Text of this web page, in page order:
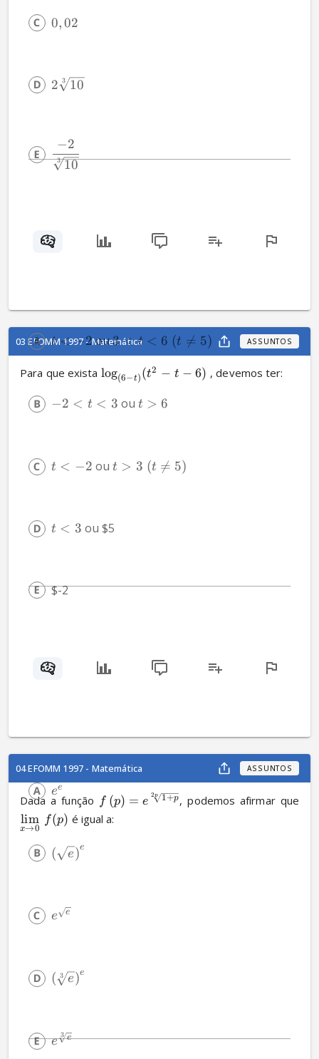
0,02
2 3 10
3 10
−2
03 EFOMM 1997 - Matemática ASSUNTOS
Para que exista log(6−t) (t2 − t − 6) , devemos ter:
t < −2 ou 3 < t < 6 (t 
= 5)
−2 < t < 3 ou t > 6
t < −2 ou t > 3 (t 
= 5)
t < 3 ou $5
$-2
04 EFOMM 1997 - Matemática ASSUNTOS
Dada a função f (p) = e
2p 1+p, podemos afirmar que
x→0
lim f(p) é igual a:
ee
( e)e
e e
( 3 e)e
e
3 e